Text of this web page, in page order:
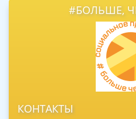
#БОЛЬШЕ,
КОНТАКТЫ